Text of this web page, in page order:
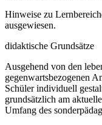
Hinweise zu
ausgewiesen.
didaktische Grundsätze
Ausgehend von den
gegenwartsbezogenen
Schüler individuell
grundsätzlich am
Umfang des